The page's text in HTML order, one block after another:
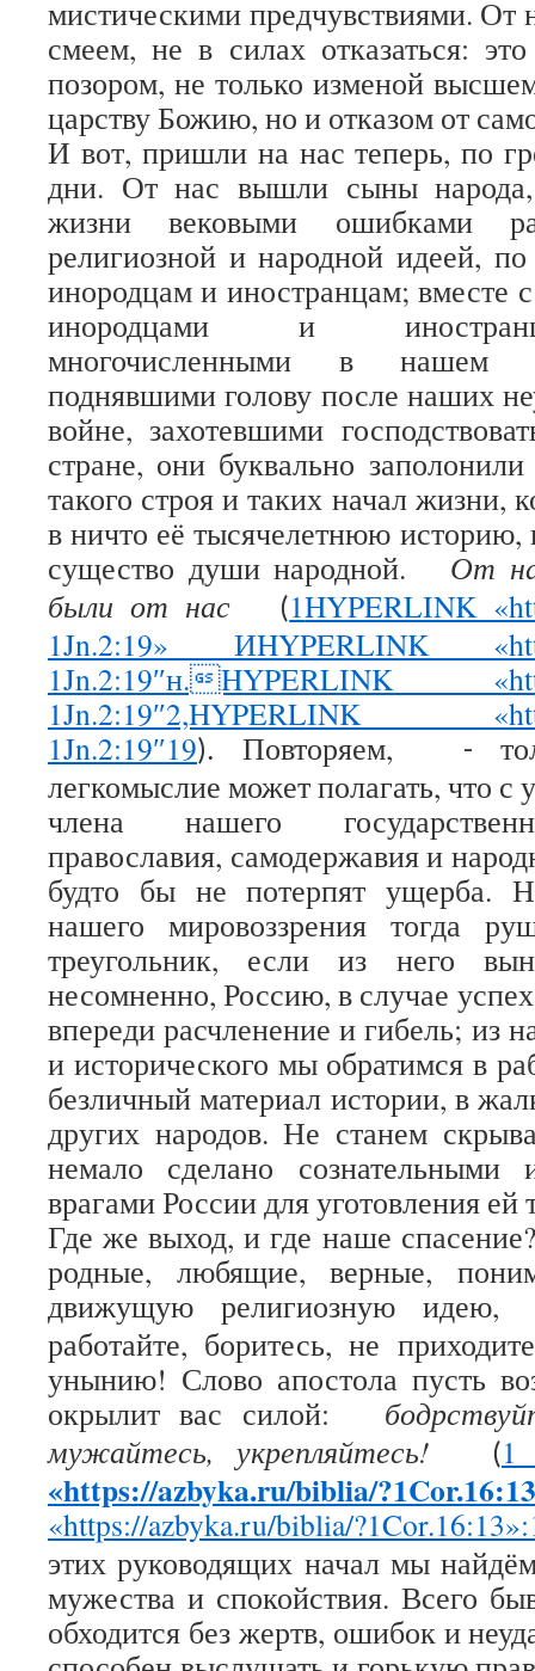
мистическими предчувствиями.
смеем, не в силах отказаться:
позором, не только изменой
царству Божию, но и отказом от
И вот, пришли на нас теперь, по
дни. От нас вышли сыны народа,
жизни вековыми ошибками
религиозной и народной идеей,
инородцам и иностранцам; вместе
инородцами и
многочисленными в нашем
поднявшими голову после наших
войне, захотевшими
стране, они буквально
такого строя и таких начал жизни,
в ничто её тысячелетнюю историю,
существо души народной.
От
были от нас( 1HYPERLINK
1Jn.2:19» ИHYPERLINK
1Jn.2:19″н.HYPERLINK
1Jn.2:19″2,HYPERLINK
1Jn.2:19″19). Повторяем, -
легкомыслие может полагать, что с
члена нашего
православия, самодержавия и
будто бы не потерпят ущерба.
нашего мировоззрения тогда
треугольник, если из него
несомненно, Россию, в случае
впереди расчленение и гибель; из
и исторического мы обратимся в
безличный материал истории, в
других народов. Не станем
немало сделано сознательными
врагами России для уготовления ей
Где же выход, и где наше
родные, любящие, верные,
движущую религиозную идею,
работайте, боритесь, не
унынию! Слово апостола пусть
окрылит вас силой:
мужайтесь, укрепляйтесь! (
«https://azbyka.ru/biblia/
«https://azbyka.ru/biblia/
этих руководящих начал мы
мужества и спокойствия. Всего
обходится без жертв, ошибок и